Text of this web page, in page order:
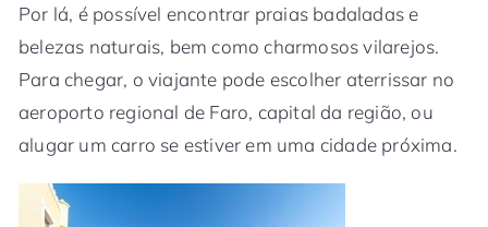
Por lá, é possível encontrar praias badaladas e
belezas naturais, bem como charmosos vilarejos.
Para chegar, o viajante pode escolher aterrissar no
aeroporto regional de Faro, capital da região, ou
alugar um carro se estiver em uma cidade próxima.